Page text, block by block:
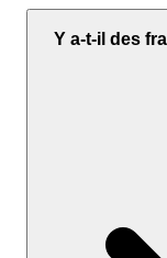
Y a-t-il des